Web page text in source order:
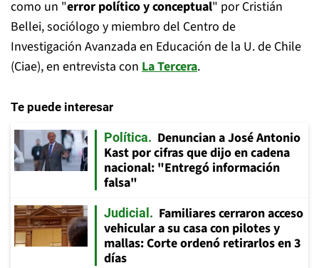
como un "error político y conceptual" por Cristián
Bellei, sociólogo y miembro del Centro de
Investigación Avanzada en Educación de la U. de Chile
(Ciae), en entrevista con La Tercera.
Te puede interesar
Política
Denuncian a José Antonio
Kast por cifras que dijo en cadena
nacional: "Entregó información
falsa"
Judicial
Familiares cerraron acceso
vehicular a su casa con pilotes y
mallas: Corte ordenó retirarlos en 3
días